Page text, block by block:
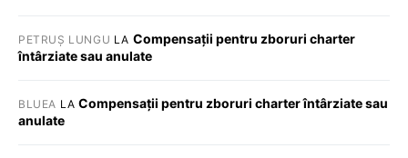
PETRUȘ LUNGU LA Compensații pentru zboruri charter
întârziate sau anulate
BLUEA LACompensații pentru zboruri charter întârziate sau
anulate